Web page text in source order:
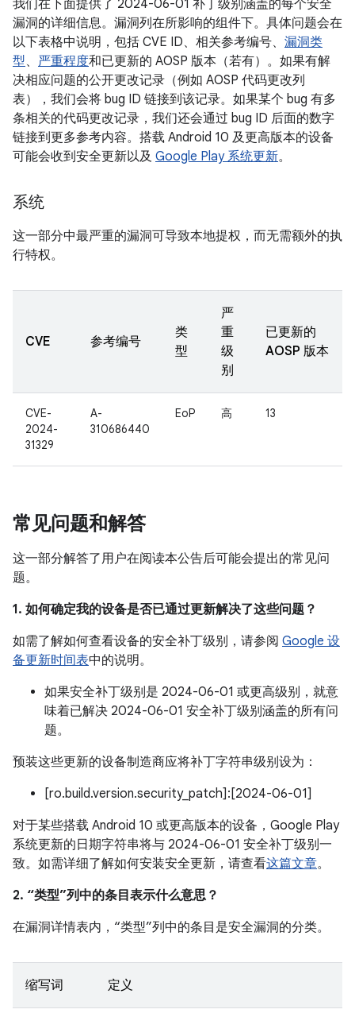
我们在下面提供了 2024-06-01 补丁级别涵盖的每个安全
漏洞的详细信息。漏洞列在所影响的组件下。具体问题会在
以下表格中说明，包括 CVE ID、相关参考编号、 漏洞类
型、 严重程度和已更新的 AOSP 版本（若有）。如果有解
决相应问题的公开更改记录（例如 AOSP 代码更改列
表），我们会将 bug ID 链接到该记录。如果某个 bug 有多
条相关的代码更改记录，我们还会通过 bug ID 后面的数字
链接到更多参考内容。搭载 Android 10 及更高版本的设备
可能会收到安全更新以及 Google Play 系统更新。
系统
这一部分中最严重的漏洞可导致本地提权，而无需额外的执
行特权。
CVE 参考编号
类
型
严
重
级
别
已更新的
AOSP 版本
CVE-
2024-
31329
A-
310686440
EoP 高 13
常见问题和解答
这一部分解答了用户在阅读本公告后可能会提出的常见问
题。
1. 如何确定我的设备是否已通过更新解决了这些问题？
如需了解如何查看设备的安全补丁级别，请参阅 Google 设
备更新时间表中的说明。
如果安全补丁级别是 2024-06-01 或更高级别，就意
味着已解决 2024-06-01 安全补丁级别涵盖的所有问
题。
预装这些更新的设备制造商应将补丁字符串级别设为：
[ro.build.version.security_patch]:[2024-06-01]
对于某些搭载 Android 10 或更高版本的设备，Google Play
系统更新的日期字符串将与 2024-06-01 安全补丁级别一
致。如需详细了解如何安装安全更新，请查看这篇文章。
2. “类型”列中的条目表示什么意思？
在漏洞详情表内，“类型”列中的条目是安全漏洞的分类。
缩写词 定义